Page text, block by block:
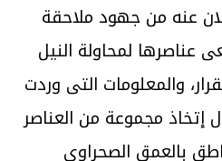
عنه من جهود ملاحقة
عناصرها لمحاولة النيل
والمعلومات التى وردت
إتخاذ مجموعة من العناصر
بالعمق الصحراوى